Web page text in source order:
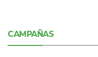
CAMPAÑAS